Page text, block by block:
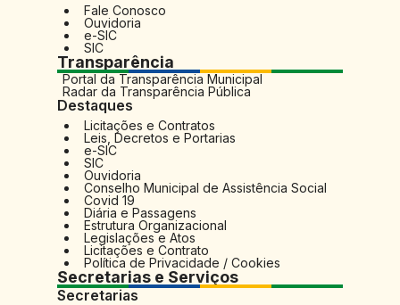
Fale Conosco
Ouvidoria
e-SIC
SIC
Transparência
Portal da Transparência Municipal
Radar da Transparência Pública
Destaques
Licitações e Contratos
Leis, Decretos e Portarias
e-SIC
SIC
Ouvidoria
Conselho Municipal de Assistência Social
Covid 19
Diária e Passagens
Estrutura Organizacional
Legislações e Atos
Licitações e Contrato
Política de Privacidade / Cookies
Secretarias e Serviços
Secretarias